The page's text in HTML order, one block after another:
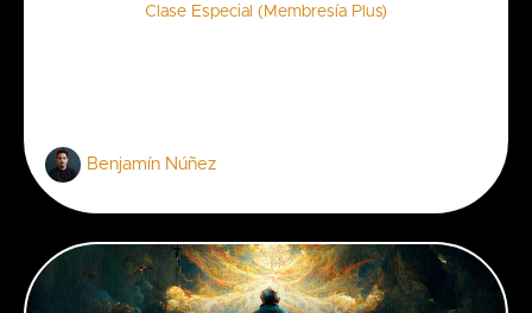
Clase Especial (Membresía Plus)
Benjamín Núñez